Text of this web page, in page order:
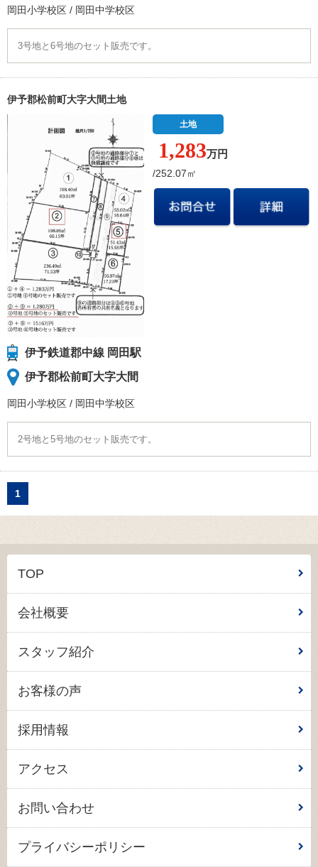
岡田小学校区 / 岡田中学校区
3号地と6号地のセット販売です。
伊予郡松前町大字大間土地
土地
1,283万円
/252.07㎡
伊予鉄道郡中線 岡田駅
伊予郡松前町大字大間
岡田小学校区 / 岡田中学校区
2号地と5号地のセット販売です。
1
TOP
会社概要
スタッフ紹介
お客様の声
採用情報
アクセス
お問い合わせ
プライバシーポリシー